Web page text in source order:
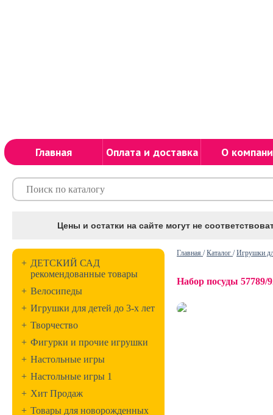
Главная Оплата и доставка О
Цены и остатки на сайте могут не
+ ДЕТСКИЙ САД
рекомендованные товары
+ Велосипеды
+ Игрушки для детей до 3-х лет
+ Творчество
+ Фигурки и прочие игрушки
+ Настольные игры
+ Настольные игры 1
+ Хит Продаж
+ Товары для новорожденных
Главная /Каталог /Игрушки
Набор посуды 57789/